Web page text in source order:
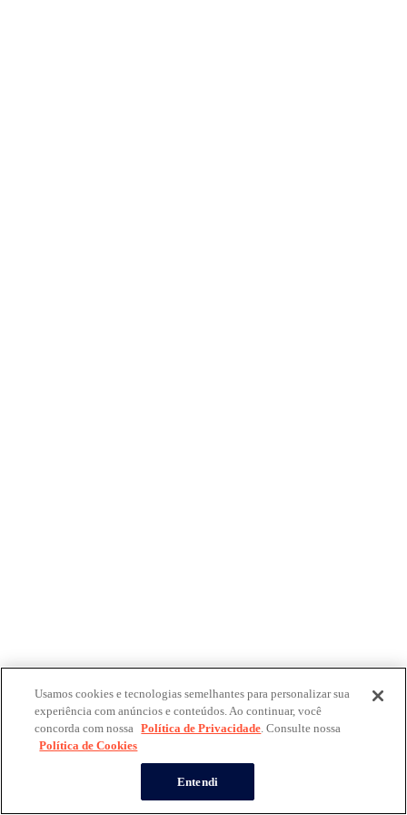
Usamos cookies e tecnologias semelhantes para personalizar sua
experiência com anúncios e conteúdos. Ao continuar, você
concorda com nossa Política de Privacidade. Consulte nossa
Política de Cookies
Entendi